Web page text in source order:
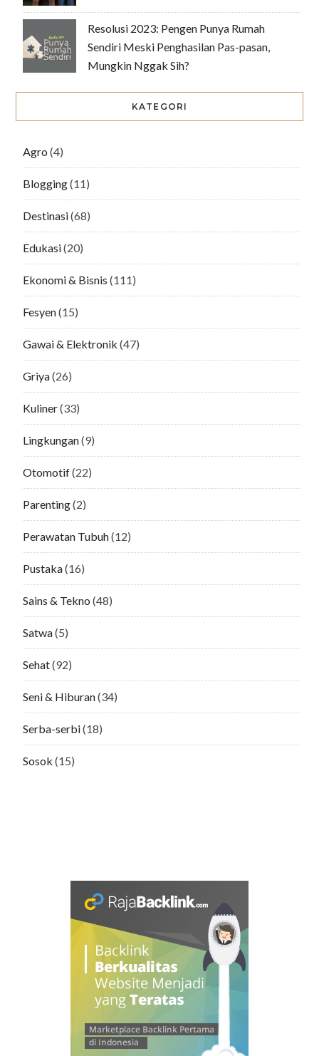
Resolusi 2023: Pengen Punya Rumah
Sendiri Meski Penghasilan Pas-pasan,
Mungkin Nggak Sih?
KATEGORI
Agro (4)
Blogging(11)
Destinasi(68)
Edukasi(20)
Ekonomi & Bisnis (111)
Fesyen(15)
Gawai & Elektronik (47)
Griya(26)
Kuliner(33)
Lingkungan(9)
Otomotif(22)
Parenting(2)
Perawatan Tubuh(12)
Pustaka(16)
Sains & Tekno (48)
Satwa(5)
Sehat(92)
Seni & Hiburan(34)
Serba-serbi(18)
Sosok (15)